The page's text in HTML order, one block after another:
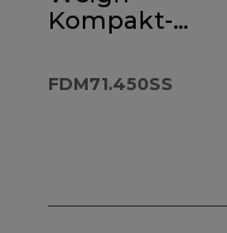
Kompakt-
FDM71.450SS
FDM71.450SS